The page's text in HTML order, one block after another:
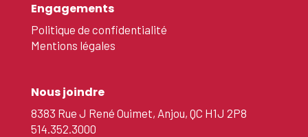
Engagements
Politique de confidentialité
Mentions légales
Nous joindre
8383 Rue J René Ouimet, Anjou, QC H1J 2P8
514.352.3000